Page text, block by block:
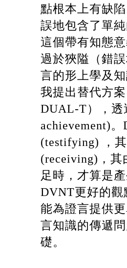
點根本上有缺陷
誤地包含了單
這個帶有知態
過於狹隘（錯
言的形上學及
我提出替代方
DUAL-T），
achievement)。
(testifying)
，
(receiving) ，
足時，才算是
DVNT更好的觀
能為證言提供
言知識的傳遞
礎。